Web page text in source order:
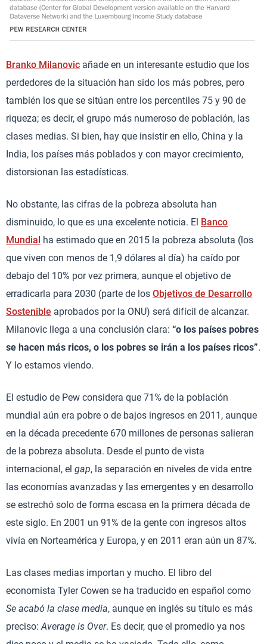
Branko Milanovic añade en un interesante estudio que los
perdedores de la situación han sido los más pobres, pero
también los que se sitúan entre los percentiles 75 y 90 de
riqueza; es decir, el grupo más numeroso de población, las
clases medias. Si bien, hay que insistir en ello, China y la
India, los países más poblados y con mayor crecimiento,
distorsionan las estadísticas.
No obstante, las cifras de la pobreza absoluta han
disminuido, lo que es una excelente noticia. El Banco
Mundial ha estimado que en 2015 la pobreza absoluta (los
que viven con menos de 1,9 dólares al día) ha caído por
debajo del 10% por vez primera, aunque el objetivo de
erradicarla para 2030 (parte de los Objetivos de Desarrollo
Sostenible aprobados por la ONU) será difícil de alcanzar.
Milanovic llega a una conclusión clara: “o los países pobres
se hacen más ricos, o los pobres se irán a los países ricos”.
Y lo estamos viendo.
El estudio de Pew considera que 71% de la población
mundial aún era pobre o de bajos ingresos en 2011, aunque
en la década precedente 670 millones de personas salieran
de la pobreza absoluta. Desde el punto de vista
internacional, el gap, la separación en niveles de vida entre
las economías avanzadas y las emergentes y en desarrollo
se estrechó solo de forma escasa en la primera década de
este siglo. En 2001 un 91% de la gente con ingresos altos
vivía en Norteamérica y Europa, y en 2011 eran aún un 87%.
Las clases medias importan y mucho. El libro del
economista Tyler Cowen se ha traducido en español como
Se acabó la clase media, aunque en inglés su título es más
preciso:Average is Over. Es decir, que el promedio ya nos